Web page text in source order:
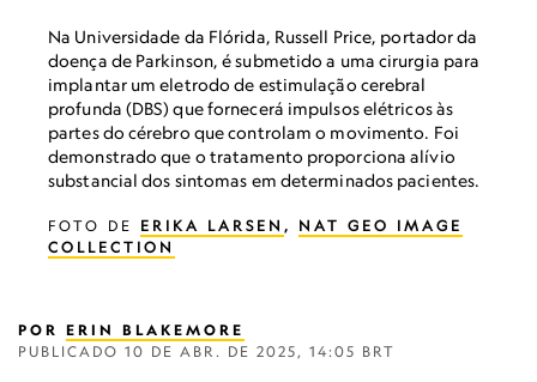
Na Universidade da Flórida, Russell Price, portador da
doença de Parkinson, é submetido a uma cirurgia para
implantar um eletrodo de estimulação cerebral
profunda (DBS) que fornecerá impulsos elétricos às
partes do cérebro que controlam o movimento. Foi
demonstrado que o tratamento proporciona alívio
substancial dos sintomas em determinados pacientes.
FOTO DE ERIKA LARSEN , NAT GEO IMAGE
COLLECTION
POR ERIN BLAKEMORE
PUBLICADO 10 DE ABR. DE 2025, 14:05 BRT